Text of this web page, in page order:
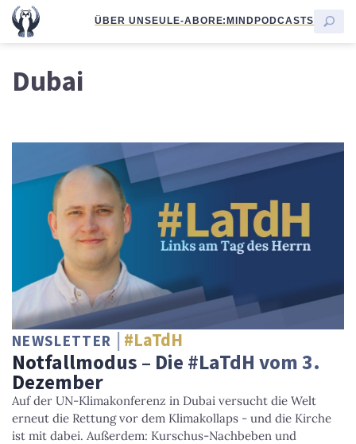
ÜBER UNSEULE-ABORE:MINDPODCASTS
Dubai
NEWSLETTER #LaTdH
Notfallmodus – Die #LaTdH vom 3.
Dezember
Auf der UN-Klimakonferenz in Dubai versucht die Welt
erneut die Rettung vor dem Klimakollaps - und die Kirche
ist mit dabei. Außerdem: Kurschus-Nachbeben und